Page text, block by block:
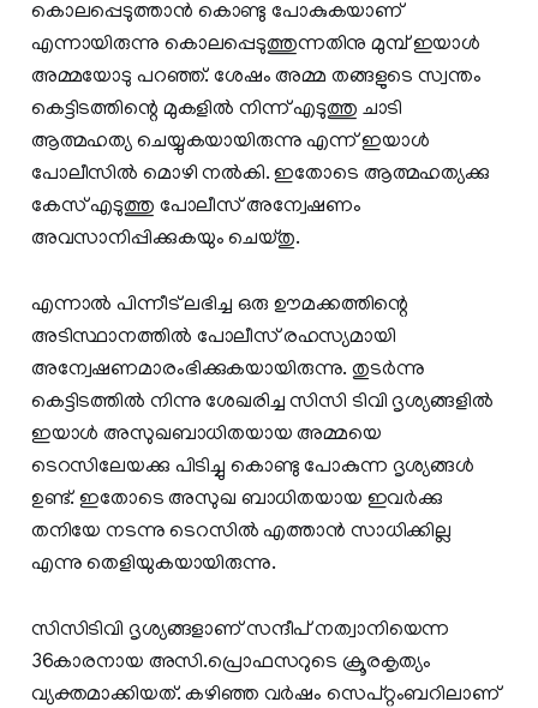
കൊലപ്പെടുത്താൻ കൊണ്ടു പോകുകയാണ്
എന്നായിരുന്നു കൊലപ്പെടുത്തുന്നതിനു മുമ്പ് ഇയാള്‍
അമ്മയോടു പറഞ്ഞ്. ശേഷം അമ്മ തങ്ങളുടെ സ്വന്തം
കെട്ടിടത്തിന്റെ മുകളില്‍ നിന്ന് എടുത്തു ചാടി
ആത്മഹത്യ ചെയ്യുകയായിരുന്നു എന്ന് ഇയാള്‍
പോലീസില്‍ മൊഴി നല്‍കി. ഇതോടെ ആത്മഹത്യക്കു
കേസ് എടുത്തു പോലീസ് അന്വേഷണം
അവസാനിപ്പിക്കുകയും ചെയ്തു.
എന്നാല്‍ പിന്നീട് ലഭിച്ച ഒരു ഊമക്കത്തിന്റെ
അടിസ്ഥാനത്തില്‍ പോലീസ് രഹസ്യമായി
അന്വേഷണമാരംഭിക്കുകയായിരുന്നു. തുടര്‍ന്നു
കെട്ടിടത്തില്‍ നിന്നു ശേഖരിച്ച സിസി ടിവി ദൃശ്യങ്ങളില്‍
ഇയാള്‍ അസുഖബാധിതയായ അമ്മയെ
ടെറസിലേയക്കു പിടിച്ചു കൊണ്ടു പോകുന്ന ദൃശ്യങ്ങള്‍
ഉണ്ട്. ഇതോടെ അസുഖ ബാധിതയായ ഇവര്‍ക്കു
തനിയേ നടന്നു ടെറസില്‍ എത്താന്‍ സാധിക്കില്ല
എന്നു തെളിയുകയായിരുന്നു.
സിസിടിവി ദൃശ്യങ്ങളാണ് സന്ദീപ് നത്വാനിയെന്ന
36കാരനായ അസി.പ്രൊഫസറുടെ ക്രൂരകൃത്യം
വ്യക്തമാക്കിയത്. കഴിഞ്ഞ വര്‍ഷം സെപ്റ്റംബറിലാണ്